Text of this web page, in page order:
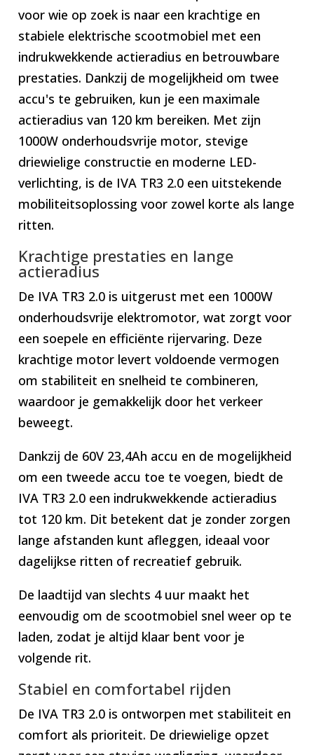
voor wie op zoek is naar een krachtige en
stabiele elektrische scootmobiel met een
indrukwekkende actieradius en betrouwbare
prestaties. Dankzij de mogelijkheid om twee
accu's te gebruiken, kun je een maximale
actieradius van 120 km bereiken. Met zijn
1000W onderhoudsvrije motor, stevige
driewielige constructie en moderne LED-
verlichting, is de IVA TR3 2.0 een uitstekende
mobiliteitsoplossing voor zowel korte als lange
ritten.
Krachtige prestaties en lange
actieradius
De IVA TR3 2.0 is uitgerust met een 1000W
onderhoudsvrije elektromotor, wat zorgt voor
een soepele en efficiënte rijervaring. Deze
krachtige motor levert voldoende vermogen
om stabiliteit en snelheid te combineren,
waardoor je gemakkelijk door het verkeer
beweegt.
Dankzij de 60V 23,4Ah accu en de mogelijkheid
om een tweede accu toe te voegen, biedt de
IVA TR3 2.0 een indrukwekkende actieradius
tot 120 km. Dit betekent dat je zonder zorgen
lange afstanden kunt afleggen, ideaal voor
dagelijkse ritten of recreatief gebruik.
De laadtijd van slechts 4 uur maakt het
eenvoudig om de scootmobiel snel weer op te
laden, zodat je altijd klaar bent voor je
volgende rit.
Stabiel en comfortabel rijden
De IVA TR3 2.0 is ontworpen met stabiliteit en
comfort als prioriteit. De driewielige opzet